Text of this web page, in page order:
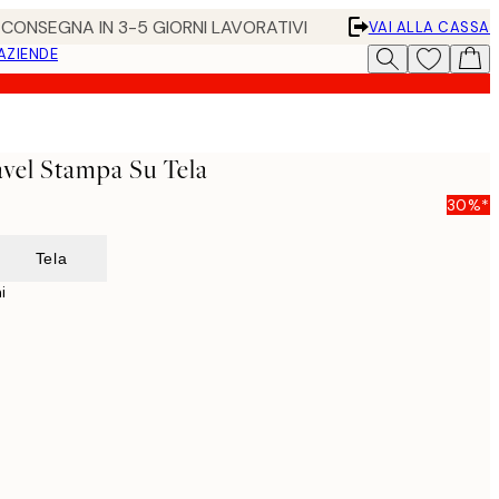
IN 3-5 GIORNI LAVORATIVI
VAI ALLA CASSA
Stampa Su Tela
30%*
Tela